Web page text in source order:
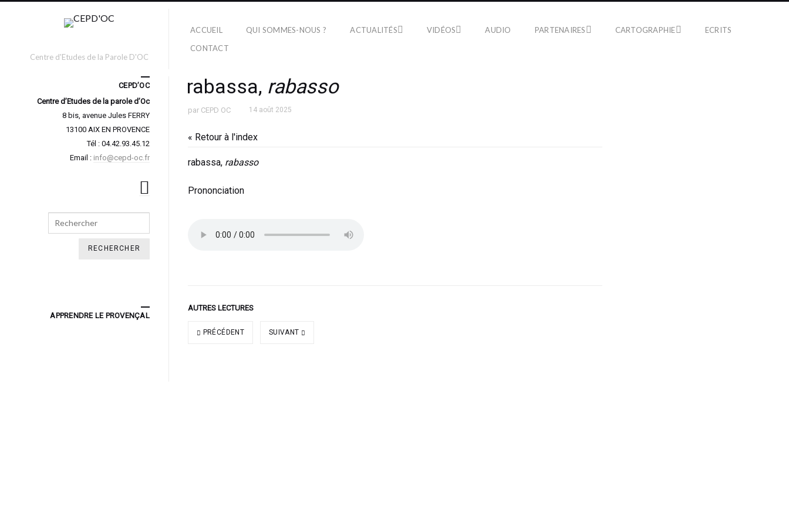
Centre d'Etudes de la Parole D'OC
ACCUEIL QUI SOMMES-NOUS ? ACTUALITÉS VIDÉOS AUDIO PARTENAIRES CARTOGRAPHIE
ECRITS
CONTACT
rabassa, rabasso
par CEPD OC 14 août 2025
« Retour à l'index
rabassa, rabasso
Prononciation
AUTRES LECTURES
PRÉCÉDENT SUIVANT
CEPD’OC
Centre d’Etudes de la parole d’Oc
8 bis, avenue Jules FERRY
13100 AIX EN PROVENCE
Tél : 04.42.93.45.12
Email : info@cepd-oc.fr
Search
APPRENDRE LE PROVENÇAL